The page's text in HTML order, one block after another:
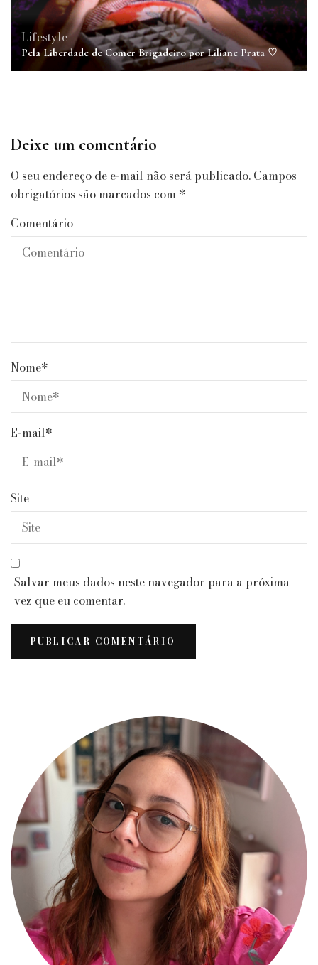
Lifestyle
Pela Liberdade de Comer Brigadeiro por Liliane Prata ♡
Deixe um comentário
O seu endereço de e-mail não será publicado. Campos
obrigatórios são marcados com *
Comentário
Nome*
E-mail*
Site
Salvar meus dados neste navegador para a próxima
vez que eu comentar.